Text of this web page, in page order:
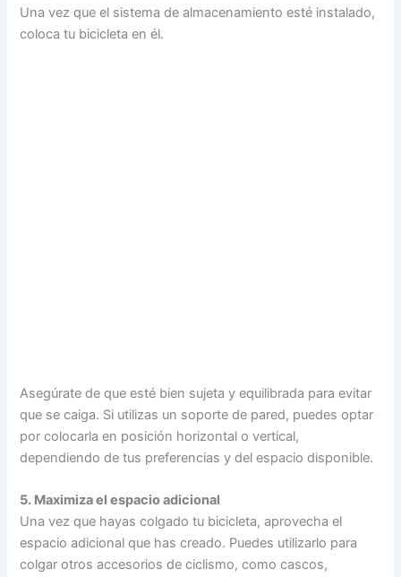
Una vez que el sistema de almacenamiento esté instalado,
coloca tu bicicleta en él.
Asegúrate de que esté bien sujeta y equilibrada para evitar
que se caiga. Si utilizas un soporte de pared, puedes optar
por colocarla en posición horizontal o vertical,
dependiendo de tus preferencias y del espacio disponible.
5. Maximiza el espacio adicional
Una vez que hayas colgado tu bicicleta, aprovecha el
espacio adicional que has creado. Puedes utilizarlo para
colgar otros accesorios de ciclismo, como cascos,